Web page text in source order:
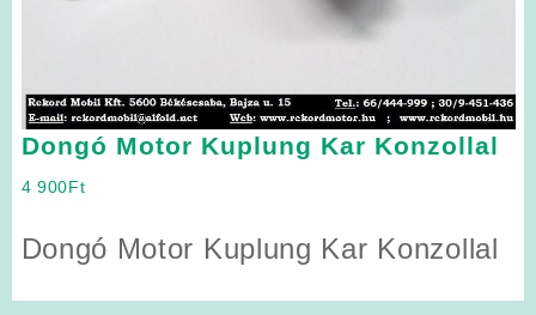
Dongó Motor Kuplung Kar Konzollal
4 900Ft
Dongó Motor Kuplung Kar Konzollal